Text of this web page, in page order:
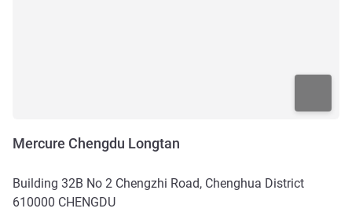
Mercure Chengdu Longtan
Building 32B No 2 Chengzhi Road, Chenghua District
610000 CHENGDU